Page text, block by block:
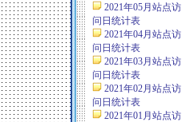
2021年05月站点访
问日统计表
2021年04月站点访
问日统计表
2021年03月站点访
问日统计表
2021年02月站点访
问日统计表
2021年01月站点访